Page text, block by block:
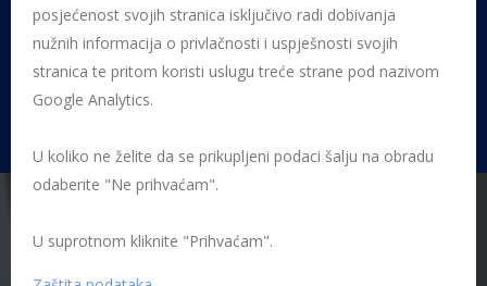
051 212 442 Centrala
Pon - Pet 08:00 - 16:00
Rujevica 9/1, 51000 Rijeka
Početna Posljednje objavljene novosti
posjećenost svojih stranica isključivo radi dobivanja
nužnih informacija o privlačnosti i uspješnosti svojih
stranica te pritom koristi uslugu treće strane pod nazivom
Google Analytics.
U koliko ne želite da se prikupljeni podaci šalju na obradu
odaberite "Ne prihvaćam".
U suprotnom kliknite "Prihvaćam".